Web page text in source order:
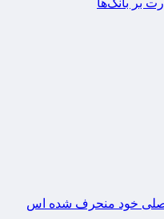
بر بانک‌ها
خود منحرف شده اس